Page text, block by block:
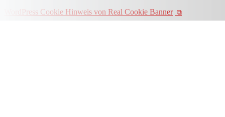
WordPress Cookie Hinweis von Real Cookie Banner